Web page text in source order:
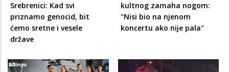
Srebrenici: Kad svi
priznamo genocid, bit
ćemo sretne i vesele
države
kultnog zamaha nogom:
"Nisi bio na njenom
koncertu ako nije pala"